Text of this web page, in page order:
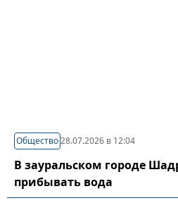
Общество28.07.2026 в 12:04
В зауральском городе
прибывать вода